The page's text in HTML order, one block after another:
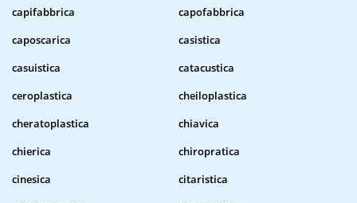
capifabbrica
capofabbrica
caposcarica
casistica
casuistica
catacustica
ceroplastica
cheiloplastica
cheratoplastica
chiavica
chierica
chiropratica
cinesica
citaristica